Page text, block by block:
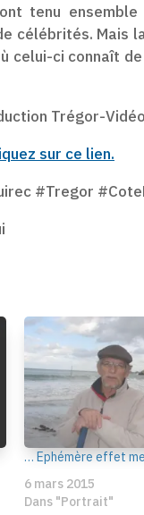
tenu
célébrités. Mais
celui-ci connaît
Trégor-
sur ce lien.
#Tregor
… Ephémère effet
6 mars 2015
Dans "Portrait"